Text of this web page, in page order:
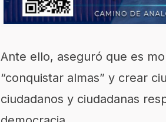
Ante ello, aseguró que es
“conquistar almas” y crear
ciudadanos y ciudadanas